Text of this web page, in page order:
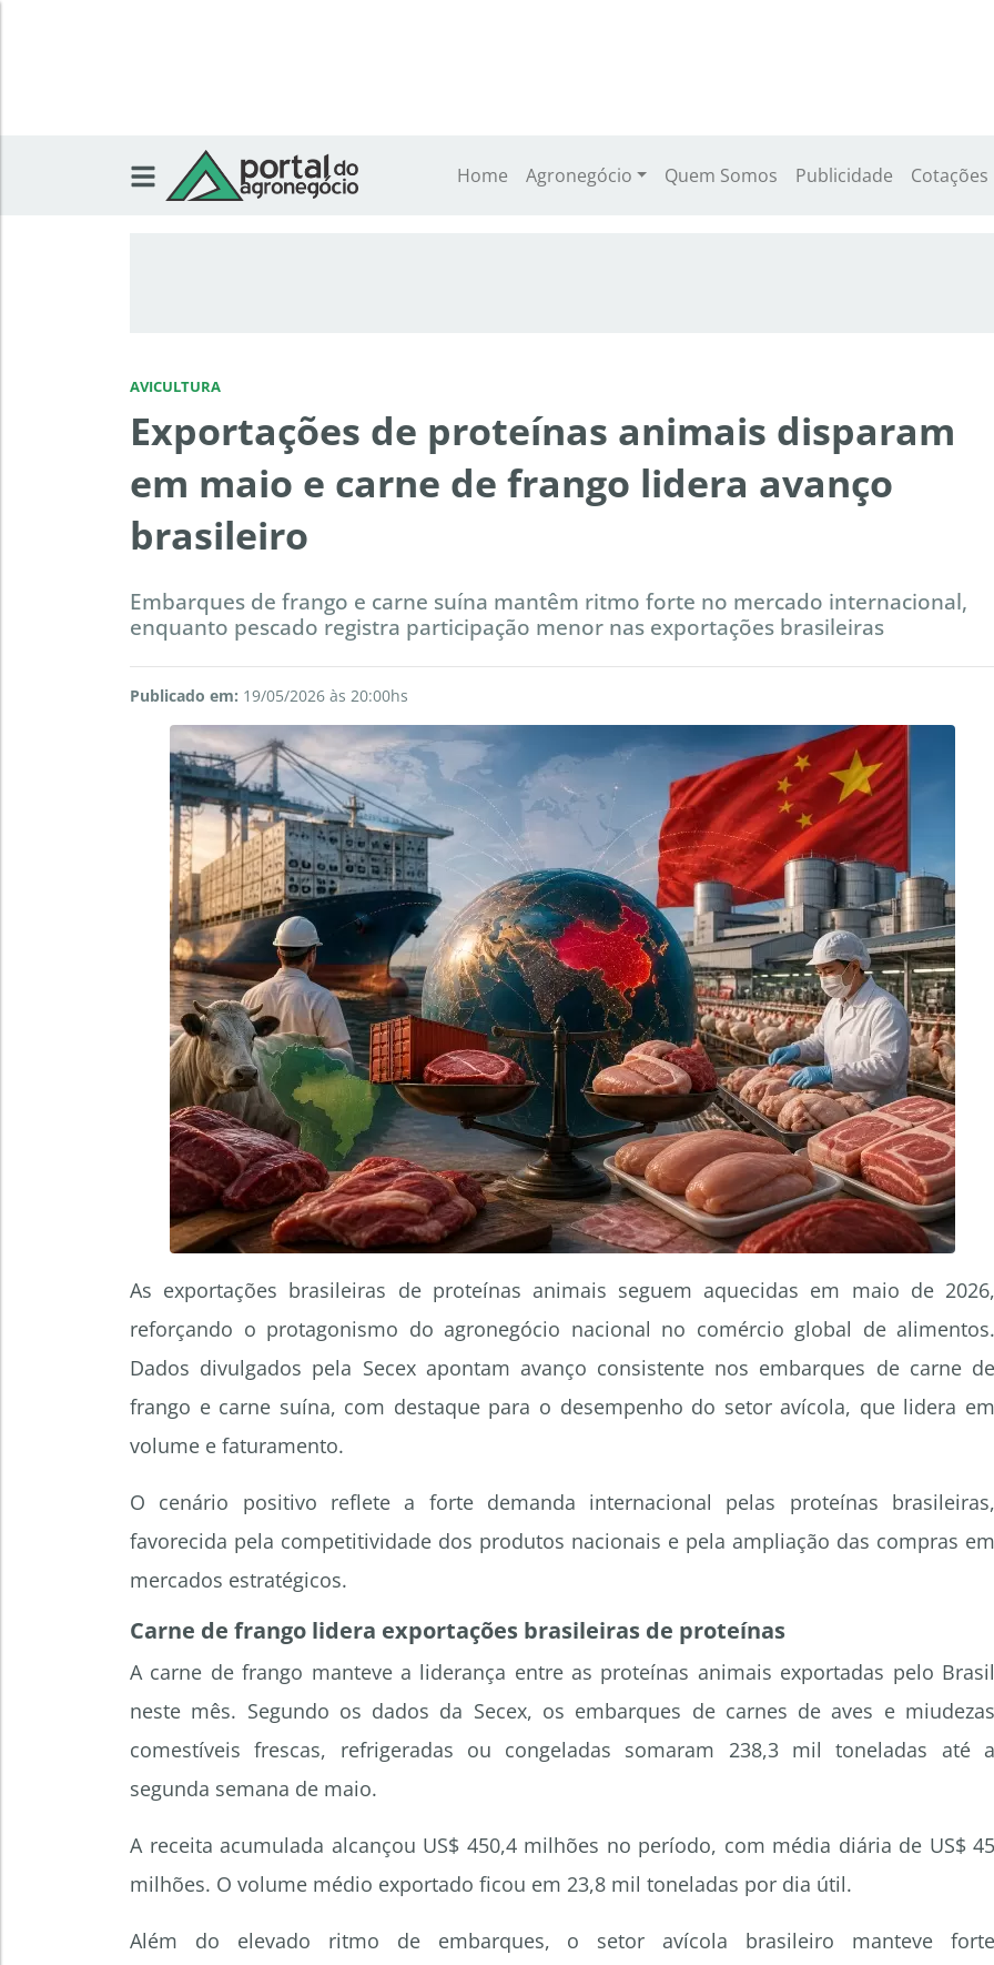
Home Agronegócio Quem Somos Publicidade Cotações
AVICULTURA
Exportações de proteínas animais disparam
em maio e carne de frango lidera avanço
brasileiro
Embarques de frango e carne suína mantêm ritmo forte no mercado internacional,
enquanto pescado registra participação menor nas exportações brasileiras
Publicado em: 19/05/2026 às 20:00hs
As exportações brasileiras de proteínas animais seguem aquecidas em maio de 2026,
reforçando o protagonismo do agronegócio nacional no comércio global de alimentos.
Dados divulgados pela Secex apontam avanço consistente nos embarques de carne de
frango e carne suína, com destaque para o desempenho do setor avícola, que lidera em
volume e faturamento.
O cenário positivo reflete a forte demanda internacional pelas proteínas brasileiras,
favorecida pela competitividade dos produtos nacionais e pela ampliação das compras em
mercados estratégicos.
Carne de frango lidera exportações brasileiras de proteínas
A carne de frango manteve a liderança entre as proteínas animais exportadas pelo Brasil
neste mês. Segundo os dados da Secex, os embarques de carnes de aves e miudezas
comestíveis frescas, refrigeradas ou congeladas somaram 238,3 mil toneladas até a
segunda semana de maio.
A receita acumulada alcançou US$ 450,4 milhões no período, com média diária de US$ 45
milhões. O volume médio exportado ficou em 23,8 mil toneladas por dia útil.
Além do elevado ritmo de embarques, o setor avícola brasileiro manteve forte